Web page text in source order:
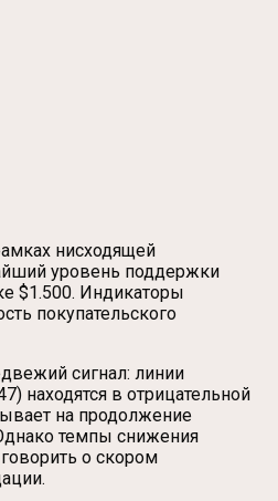
нисходящей
уровень поддержки
$1.500. Индикаторы
покупательского
сигнал: линии
находятся в отрицательной
на продолжение
темпы снижения
о скором